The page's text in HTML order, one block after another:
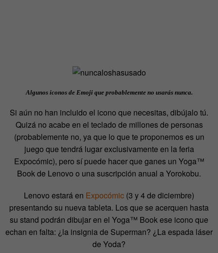
Algunos iconos de Emoji que probablemente no usarás nunca.
Si aún no han incluido el icono que necesitas, dibújalo tú.
Quizá no acabe en el teclado de millones de personas
(probablemente no, ya que lo que te proponemos es un
juego que tendrá lugar exclusivamente en la feria
Expocómic), pero sí puede hacer que ganes un Yoga™
Book de Lenovo o una suscripción anual a Yorokobu.
Lenovo estará en Expocómic (3 y 4 de diciembre)
presentando su nueva tableta. Los que se acerquen hasta
su stand podrán dibujar en el Yoga™ Book ese icono que
echan en falta: ¿la insignia de Superman? ¿La espada láser
de Yoda?